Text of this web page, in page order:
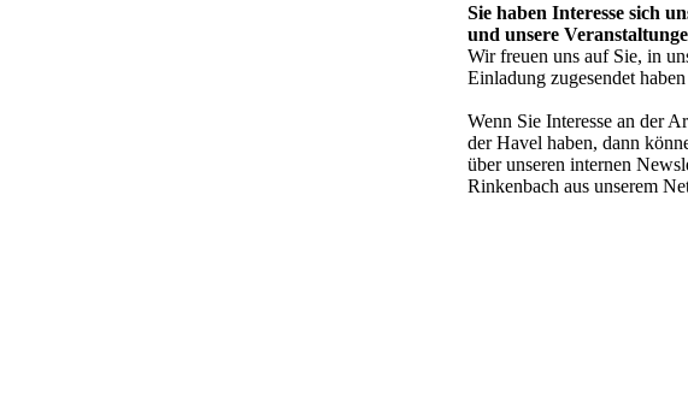
Sie haben Interesse sich
und unsere
Wir freuen uns auf Sie, in
Einladung zugesendet
Wenn Sie Interesse an der
der Havel haben, dann
über unseren internen
Rinkenbach aus unserem